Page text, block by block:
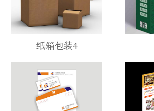
纸箱包装4